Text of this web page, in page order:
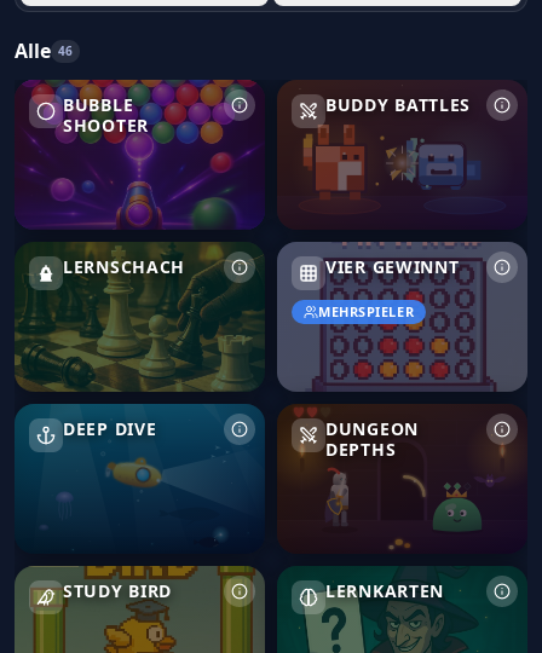
Alle 46
BUBBLE
SHOOTER
Bubble Shooter BUDDY BATTLES
Buddy Battles
LERNSCHACH
Lernschach VIER GEWINNT
MEHRSPIELER
Vier gewinnt
DEEP DIVE
Deep Dive
DUNGEON
DEPTHS
Dungeon Depths
STUDY BIRD
Study Bird LERNKARTEN
Lernkarten